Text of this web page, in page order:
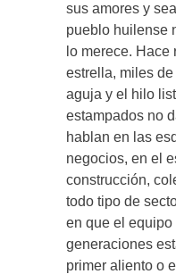
sus amores y
pueblo huilense
lo merece.
estrella, miles
aguja y el hilo
estampados no
hablan en las
negocios, en el
construcción,
todo tipo de
en que el
generaciones
primer aliento o